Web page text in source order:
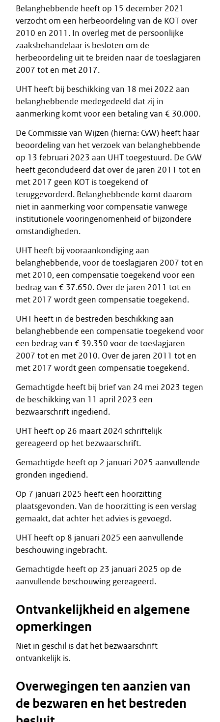
Belanghebbende heeft op 15 december 2021
verzocht om een herbeoordeling van de KOT over
2010 en 2011. In overleg met de persoonlijke
zaaksbehandelaar is besloten om de
herbeoordeling uit te breiden naar de toeslagjaren
2007 tot en met 2017.
UHT heeft bij beschikking van 18 mei 2022 aan
belanghebbende medegedeeld dat zij in
aanmerking komt voor een betaling van € 30.000.
De Commissie van Wijzen (hierna: CvW) heeft haar
beoordeling van het verzoek van belanghebbende
op 13 februari 2023 aan UHT toegestuurd. De CvW
heeft geconcludeerd dat over de jaren 2011 tot en
met 2017 geen KOT is toegekend of
teruggevorderd. Belanghebbende komt daarom
niet in aanmerking voor compensatie vanwege
institutionele vooringenomenheid of bijzondere
omstandigheden.
UHT heeft bij vooraankondiging aan
belanghebbende, voor de toeslagjaren 2007 tot en
met 2010, een compensatie toegekend voor een
bedrag van € 37.650. Over de jaren 2011 tot en
met 2017 wordt geen compensatie toegekend.
UHT heeft in de bestreden beschikking aan
belanghebbende een compensatie toegekend voor
een bedrag van € 39.350 voor de toeslagjaren
2007 tot en met 2010. Over de jaren 2011 tot en
met 2017 wordt geen compensatie toegekend.
Gemachtigde heeft bij brief van 24 mei 2023 tegen
de beschikking van 11 april 2023 een
bezwaarschrift ingediend.
UHT heeft op 26 maart 2024 schriftelijk
gereageerd op het bezwaarschrift.
Gemachtigde heeft op 2 januari 2025 aanvullende
gronden ingediend.
Op 7 januari 2025 heeft een hoorzitting
plaatsgevonden. Van de hoorzitting is een verslag
gemaakt, dat achter het advies is gevoegd.
UHT heeft op 8 januari 2025 een aanvullende
beschouwing ingebracht.
Gemachtigde heeft op 23 januari 2025 op de
aanvullende beschouwing gereageerd.
Ontvankelijkheid en algemene
opmerkingen
Niet in geschil is dat het bezwaarschrift
ontvankelijk is.
Overwegingen ten aanzien van
de bezwaren en het bestreden